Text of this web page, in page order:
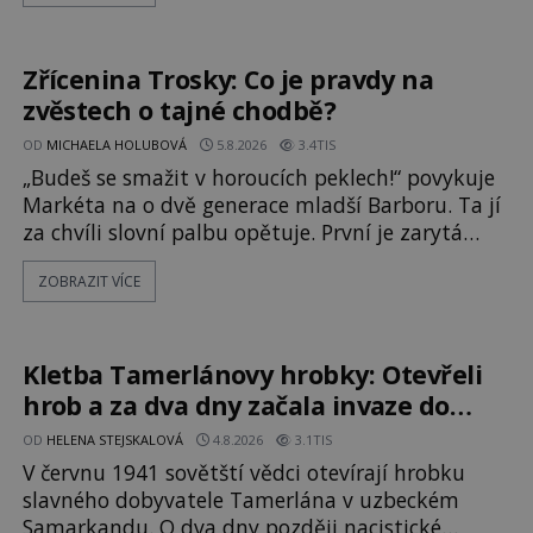
pláž Dumas ve městě Surat. Gu
Zřícenina Trosky: Co je pravdy na
zvěstech o tajné chodbě?
OD MICHAELA HOLUBOVÁ 5.8.2026 3.4TIS
„Budeš se smažit v horoucích peklech!“ povykuje
Markéta na o dvě generace mladší Barboru. Ta jí
za chvíli slovní palbu opětuje. První je zarytá
katolička, druhá přesvědčená kališnice. A každá z
nich se usídlí na jedné z věží slavného hradu
manželku má skutečně jistou
ZOBRAZIT VÍCE
Kletba Tamerlánovy hrobky: Otevřeli
hrob a za dva dny začala invaze do
SSSR. Náhoda, nebo varování?
OD HELENA STEJSKALOVÁ 4.8.2026 3.1TIS
V červnu 1941 sovětští vědci otevírají hrobku
slavného dobyvatele Tamerlána v uzbeckém
Samarkandu. O dva dny později nacistické